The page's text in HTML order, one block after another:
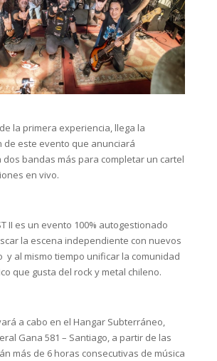
la primera experiencia, llega la
de este evento que anunciará
dos bandas más para completar un cartel
en vivo.
II es un evento 100% autogestionado
la escena independiente con nuevos
y al mismo tiempo unificar la comunidad
que gusta del rock y metal chileno.
a cabo en el Hangar Subterráneo,
Gana 581 – Santiago, a partir de las
más de 6 horas consecutivas de música